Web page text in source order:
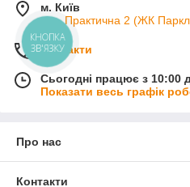
м. Київ
вул. Практична 2 (ЖК
Контакти
Сьогодні працює з 10:00
Показати весь графік
Про нас
Контакти
КНОПКА
ЗВ'ЯЗКУ